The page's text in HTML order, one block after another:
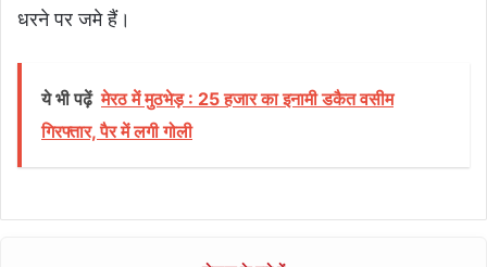
धरने पर जमे हैं।
ये भी पढ़ें मेरठ में मुठभेड़ : 25 हजार का इनामी डकैत वसीम
गिरफ्तार, पैर में लगी गोली